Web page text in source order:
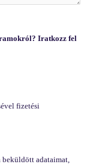
Iratkozz fel
fizetési
beküldött adataimat,